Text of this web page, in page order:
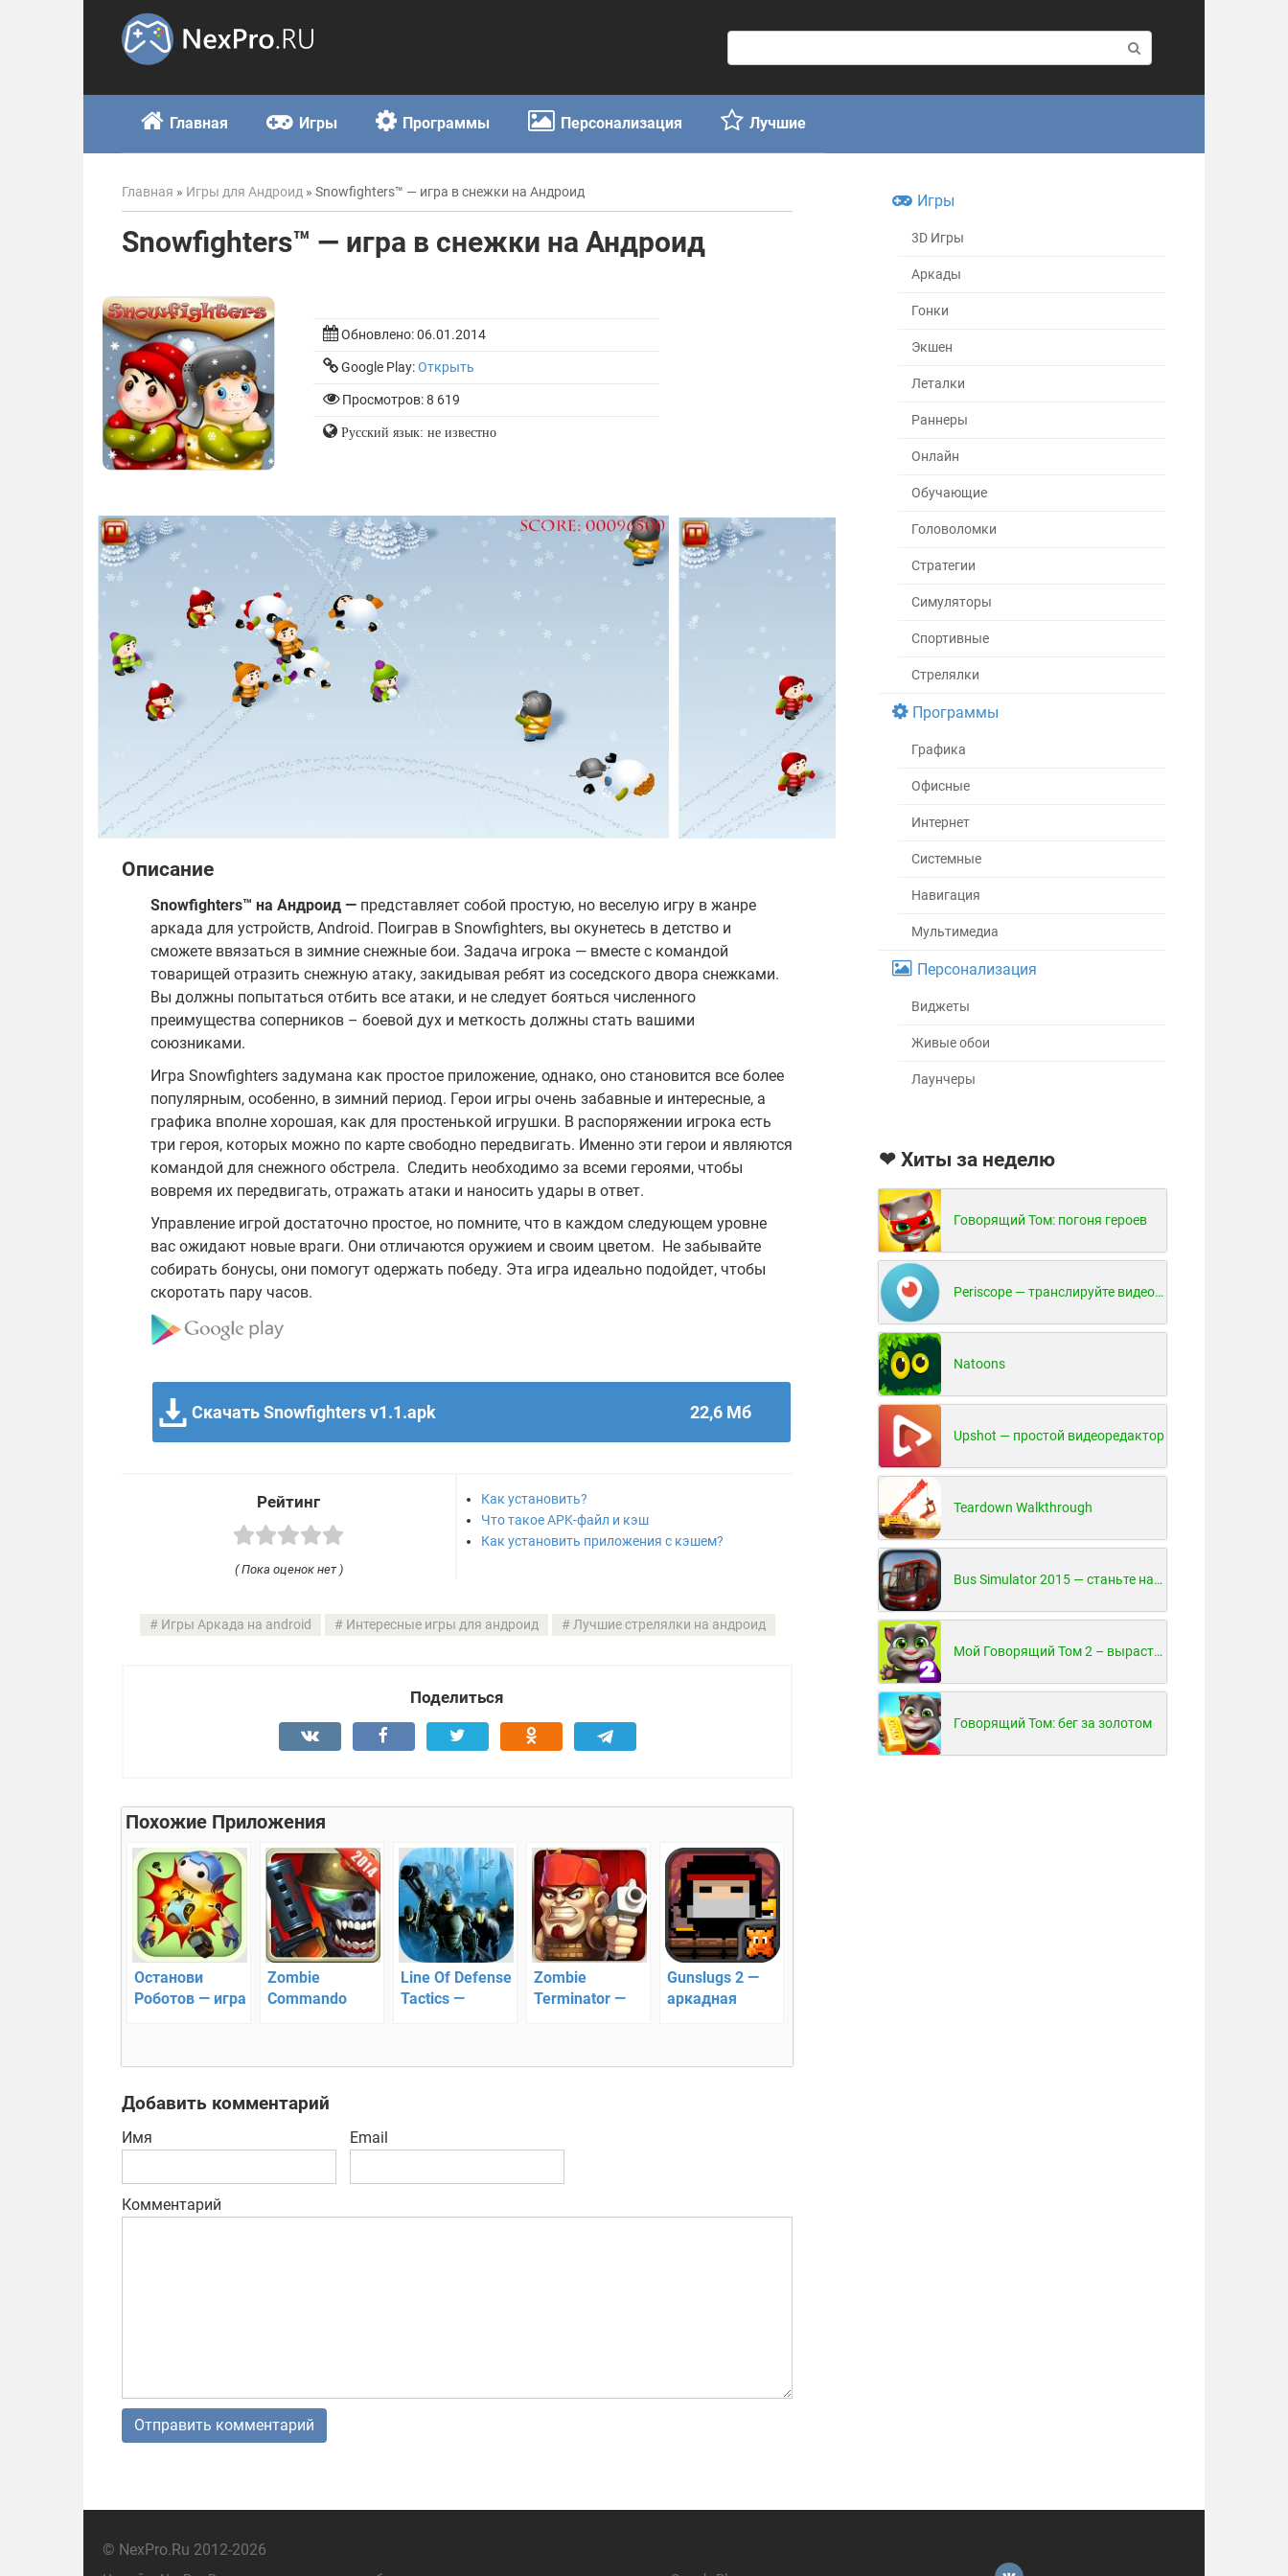
о
с
к
:
Главная Игры Программы Персонализация Лучшие
Главная » Игры для Андроид » Snowfighters™ — игра в снежки на Андроид
Snowfighters™ — игра в снежки на Андроид
Обновлено:06.01.2014
Google Play:Открыть
Просмотров: 8 619
Русский язык: не известно
Описание
Snowfighters™ на Андроид — представляет собой простую, но веселую игру в жанре
аркада для устройств, Android. Поиграв в Snowfighters, вы окунетесь в детство и
сможете ввязаться в зимние снежные бои. Задача игрока — вместе с командой
товарищей отразить снежную атаку, закидывая ребят из соседского двора снежками.
Вы должны попытаться отбить все атаки, и не следует бояться численного
преимущества соперников – боевой дух и меткость должны стать вашими
союзниками.
Игра Snowfighters задумана как простое приложение, однако, оно становится все более
популярным, особенно, в зимний период. Герои игры очень забавные и интересные, а
графика вполне хорошая, как для простенькой игрушки. В распоряжении игрока есть
три героя, которых можно по карте свободно передвигать. Именно эти герои и являются
командой для снежного обстрела. Следить необходимо за всеми героями, чтобы
вовремя их передвигать, отражать атаки и наносить удары в ответ.
Управление игрой достаточно простое, но помните, что в каждом следующем уровне
вас ожидают новые враги. Они отличаются оружием и своим цветом. Не забывайте
собирать бонусы, они помогут одержать победу. Эта игра идеально подойдет, чтобы
скоротать пару часов.
Скачать Snowfighters v1.1.apk 22,6 Мб
Рейтинг
( Пока оценок нет )
Как установить?
Что такое APK-файл и кэш
Как установить приложения с кэшем?
Игры Аркада на android Интересные игры для андроид Лучшие стрелялки на андроид
Поделиться
Похожие Приложения
Останови
Роботов — игра
Zombie
Commando
Line Of Defense
Tactics —
Zombie
Terminator —
Gunslugs 2 —
аркадная
Добавить комментарий
Имя Email
Комментарий
Игры
3D Игры
Аркады
Гонки
Экшен
Леталки
Раннеры
Онлайн
Обучающие
Головоломки
Стратегии
Симуляторы
Спортивные
Стрелялки
Программы
Графика
Офисные
Интернет
Системные
Навигация
Мультимедиа
Персонализация
Виджеты
Живые обои
Лаунчеры
❤ Хиты за неделю
Говорящий Том: погоня героев
Periscope — транслируйте видео в реальном времени!
Natoons
Upshot — простой видеоредактор
Teardown Walkthrough
Bus Simulator 2015 — станьте настоящим водителем автобуса!
Мой Говорящий Том 2 – вырасти и воспитай своего котенка
Говорящий Том: бег за золотом
© NexPro.Ru 2012-2026